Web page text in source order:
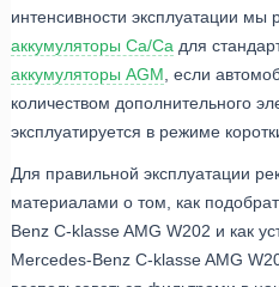
интенсивности эксплуатации
аккумуляторы Ca/Ca для
аккумуляторы AGM , если
количеством дополнительного
эксплуатируется в режиме
Для правильной эксплуатации
материалами о том, как
Benz C-klasse AMG W202 и как
Mercedes-Benz C-klasse AMG